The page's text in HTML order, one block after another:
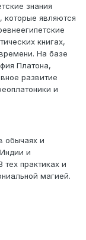
знания
которые являются
книгах,
На базе
Платона,
развитие
и
обычаях и
и
практиках и
магией.